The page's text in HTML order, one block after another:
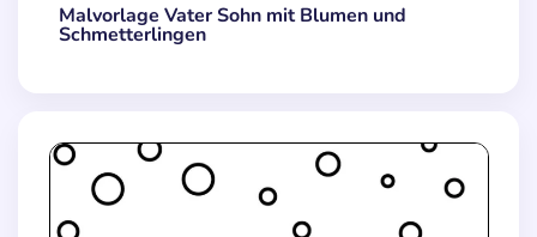
Malvorlage Vater Sohn mit Blumen und
Schmetterlingen